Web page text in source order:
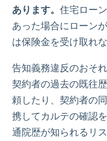
あります。 住宅ロー
あった場合にローン
は保険金を受け取れ
告知義務違反のおそ
契約者の過去の既往
頼したり、契約者の
携してカルテの確認
通院歴が知られるリ